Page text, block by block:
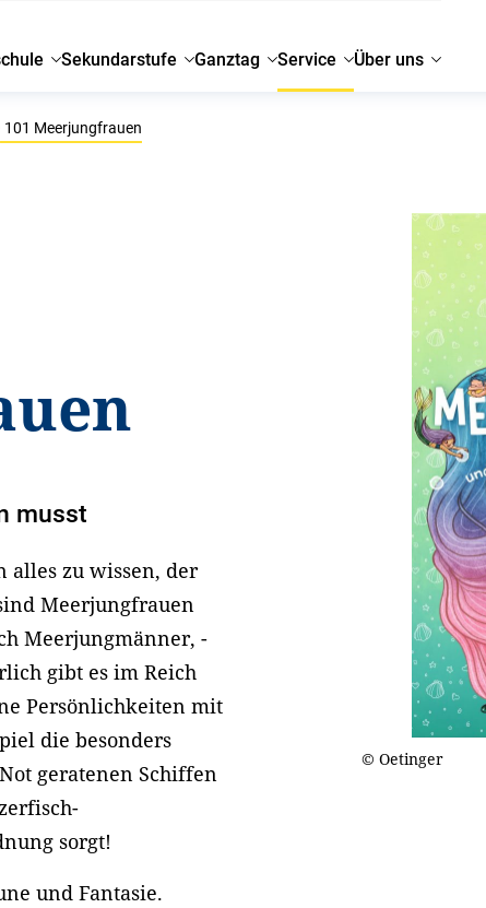
Sekundarstufe Ganztag Service Über uns
101 Meerjungfrauen
musst
alles zu wissen, der
Meerjungfrauen
Meerjungmänner, -
gibt es im Reich
Persönlichkeiten mit
die besonders
geratenen Schiffen
sorgt!
und Fantasie.
© Oetinger